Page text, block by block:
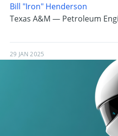
Bill "Iron" Henderson
Texas A&M — Petroleum
29 JAN 2025